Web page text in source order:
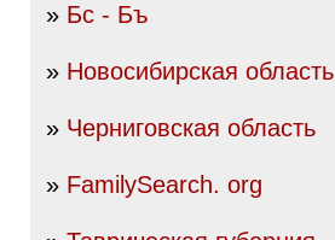
» Бс - Бъ
» Новосибирская область
» Черниговская область
» FamilySearch. org